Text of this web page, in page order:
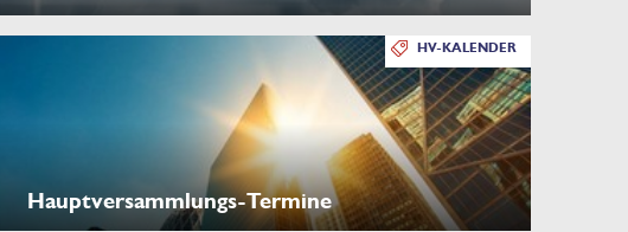
HV-KALENDER
Hauptversammlungs-Termine